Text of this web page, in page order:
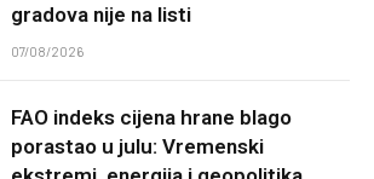
gradova nije na listi
07/08/2026
FAO indeks cijena hrane blago
porastao u julu: Vremenski